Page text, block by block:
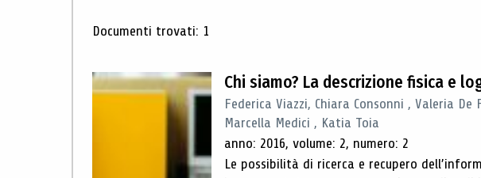
Risultati di ricerca
Documenti trovati: 1
Chi siamo? La descrizione fisica e
Federica Viazzi, Chiara Consonni , Valeria
Marcella Medici , Katia Toia
anno: 2016, volume: 2, numero: 2
Le possibilità di ricerca e recupero